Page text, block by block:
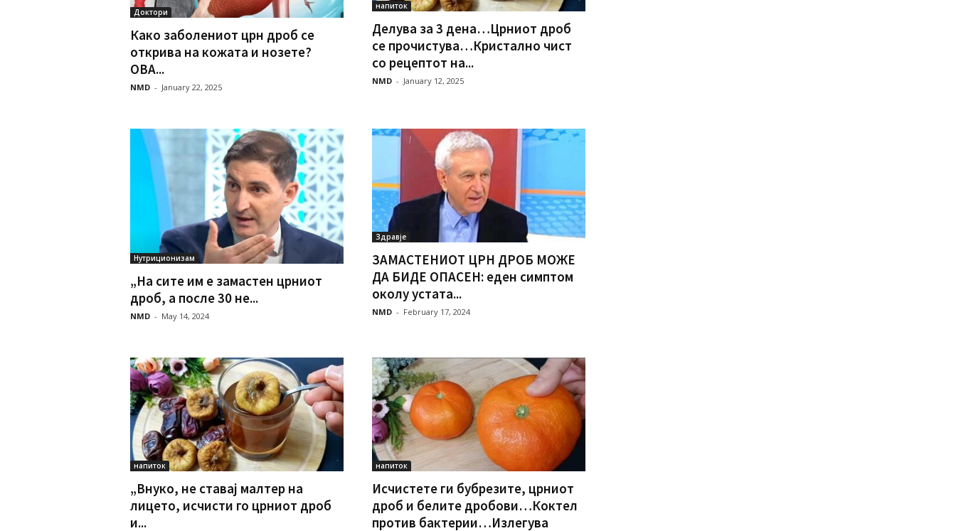
Доктори
Како заболениот црн дроб се
открива на кожата и нозете?
ОВА...
NMD - January 22, 2025
напиток
Делува за 3 дена…Црниот дроб
се прочистува…Кристално чист
со рецептот на...
NMD - January 12, 2025
Нутриционизам
„На сите им е замаcтен црниот
дроб, а после 30 не...
NMD - May 14, 2024
Здравје
ЗАМАСТЕНИОТ ЦРН ДРОБ МОЖЕ
ДА БИДЕ ОПАСЕН: еден симптом
околу устата...
NMD - February 17, 2024
напиток
„Внуко, не ставај малтер на
лицето, исчисти го црниот дроб
и...
напиток
Исчистете ги бубрезите, црниот
дроб и белите дробови…Коктел
против бактерии…Излегува